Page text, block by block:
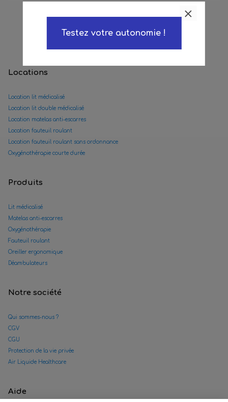
Locations
Location lit médicalisé
Location lit double médicalisé
Location matelas anti-escarres
Location fauteuil roulant
Location fauteuil roulant sans ordonnance
Oxygénothérapie courte durée
Produits
Lit médicalisé
Matelas anti-escarres
Oxygénothérapie
Fauteuil roulant
Oreiller ergonomique
Déambulateurs
Notre société
Qui sommes-nous ?
CGV
CGU
Protection de la vie privée
Air Liquide Healthcare
Aide
Testez votre autonomie !